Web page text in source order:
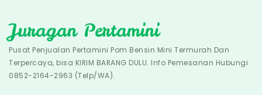
to
content
Juragan Pertamini
Pusat Penjualan Pertamini Pom Bensin Mini Termurah Dan
Terpercaya, bisa KIRIM BARANG DULU. Info Pemesanan Hubungi
0852-2164-2963 (Telp/WA).